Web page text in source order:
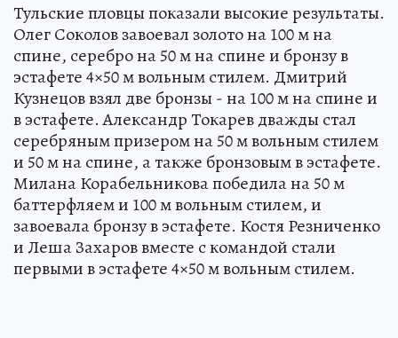
Тульские пловцы показали высокие результаты.
Олег Соколов завоевал золото на 100 м на
спине, серебро на 50 м на спине и бронзу в
эстафете 4×50 м вольным стилем. Дмитрий
Кузнецов взял две бронзы - на 100 м на спине и
в эстафете. Александр Токарев дважды стал
серебряным призером на 50 м вольным стилем
и 50 м на спине, а также бронзовым в эстафете.
Милана Корабельникова победила на 50 м
баттерфляем и 100 м вольным стилем, и
завоевала бронзу в эстафете. Костя Резниченко
и Леша Захаров вместе с командой стали
первыми в эстафете 4×50 м вольным стилем.